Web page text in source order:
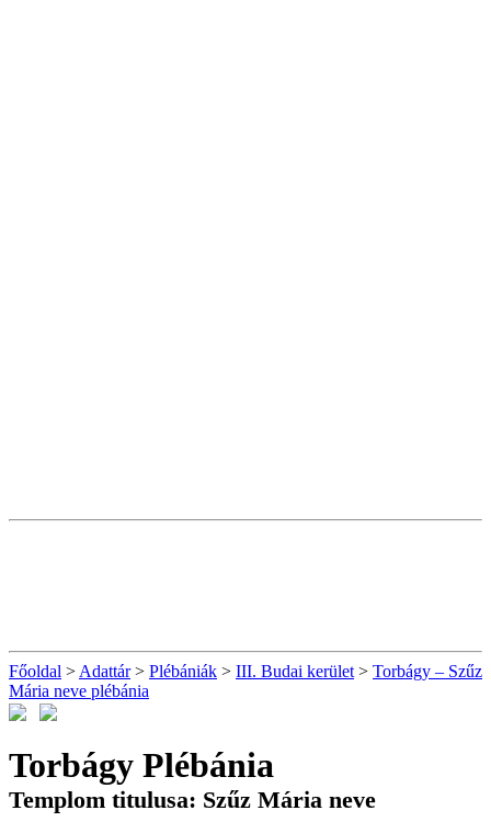
Főoldal > Adattár> Plébániák > III. Budai kerület > Torbágy – Szűz
Mária neve plébánia
Torbágy Plébánia
Templom titulusa: Szűz Mária neve